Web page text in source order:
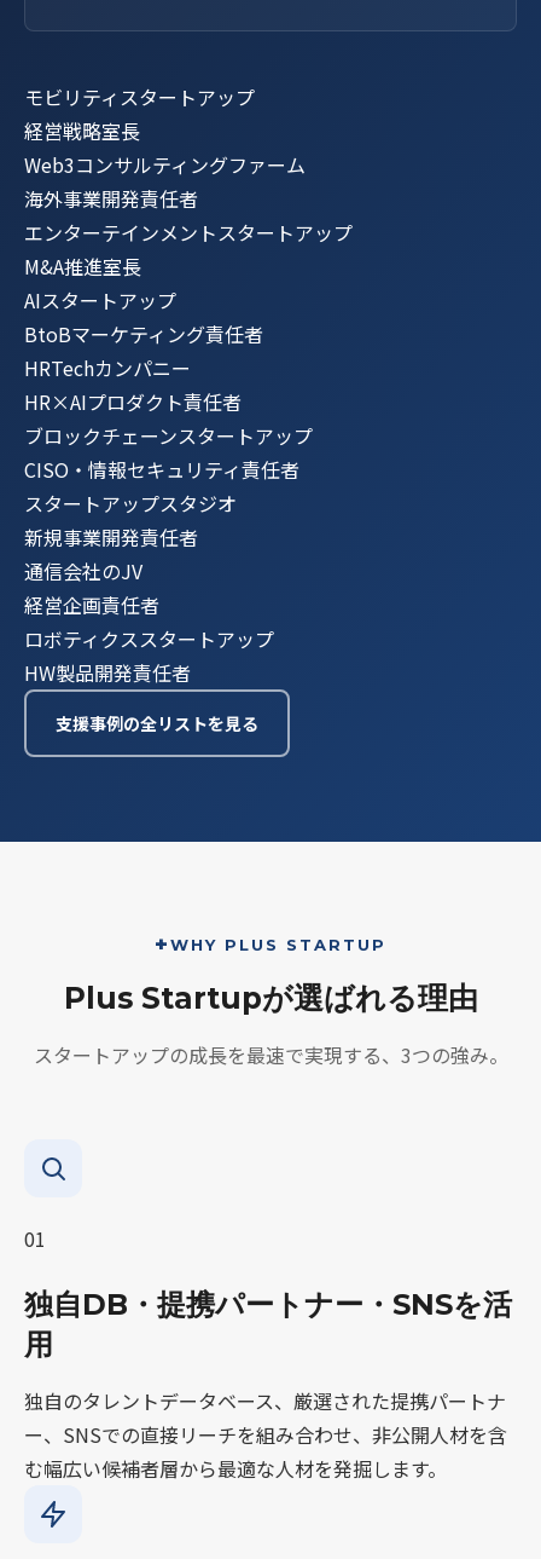
モビリティスタートアップ
経営戦略室長
Web3コンサルティングファーム
海外事業開発責任者
エンターテインメントスタートアップ
M&A推進室長
AIスタートアップ
BtoBマーケティング責任者
HRTechカンパニー
HR×AIプロダクト責任者
ブロックチェーンスタートアップ
CISO・情報セキュリティ責任者
スタートアップスタジオ
新規事業開発責任者
通信会社のJV
経営企画責任者
ロボティクススタートアップ
HW製品開発責任者
支援事例の全リストを見る
WHY PLUS STARTUP
Plus Startupが選ばれる理由
スタートアップの成長を最速で実現する、3つの強み。
01
独自DB・提携パートナー・SNSを活
用
独自のタレントデータベース、厳選された提携パートナ
ー、SNSでの直接リーチを組み合わせ、非公開人材を含
む幅広い候補者層から最適な人材を発掘します。